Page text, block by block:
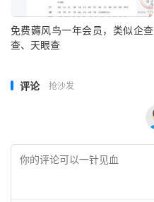
免费薅风鸟一年会员，类似企查
查、天眼查
评论 抢沙发